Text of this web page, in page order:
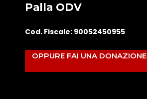
Palla ODV
Cod. Fiscale: 90052450955
OPPURE FAI UNA DONAZIONE